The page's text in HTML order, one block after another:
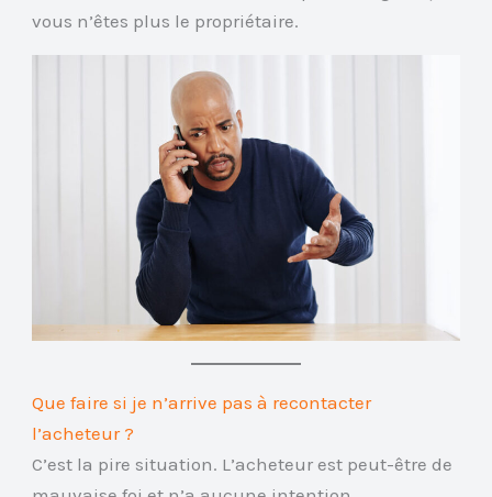
vous n’êtes plus le propriétaire.
Que faire si je n’arrive pas à recontacter
l’acheteur ?
C’est la pire situation. L’acheteur est peut-être de